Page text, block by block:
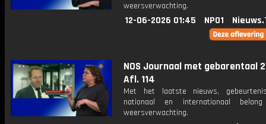
weersverwachting.
12-06-2026 01:45 NPO1
NOS Journaal met gebarentaal
Afl. 114
Met het laatste nieuws,
nationaal en internationaal
weersverwachting.